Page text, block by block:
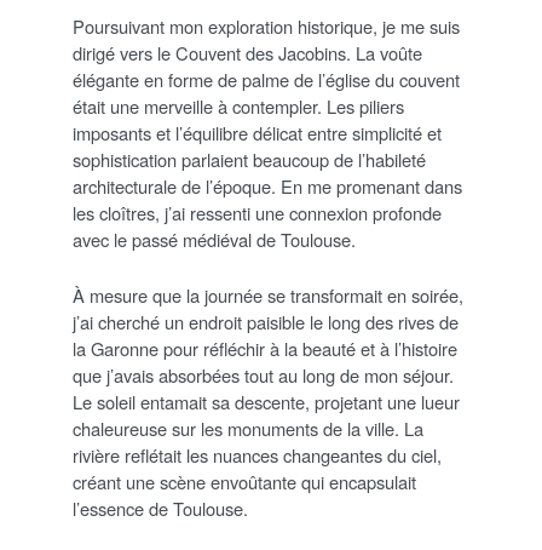
Poursuivant mon exploration historique, je me suis
dirigé vers le Couvent des Jacobins. La voûte
élégante en forme de palme de l’église du couvent
était une merveille à contempler. Les piliers
imposants et l’équilibre délicat entre simplicité et
sophistication parlaient beaucoup de l’habileté
architecturale de l’époque. En me promenant dans
les cloîtres, j’ai ressenti une connexion profonde
avec le passé médiéval de Toulouse.
À mesure que la journée se transformait en soirée,
j’ai cherché un endroit paisible le long des rives de
la Garonne pour réfléchir à la beauté et à l’histoire
que j’avais absorbées tout au long de mon séjour.
Le soleil entamait sa descente, projetant une lueur
chaleureuse sur les monuments de la ville. La
rivière reflétait les nuances changeantes du ciel,
créant une scène envoûtante qui encapsulait
l’essence de Toulouse.